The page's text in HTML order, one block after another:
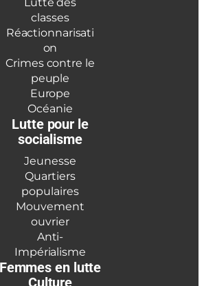
Lutte des
classes
Réactionnarisati
on
Crimes contre le
peuple
Europe
Océanie
Lutte pour le
socialisme
Jeunesse
Quartiers
populaires
Mouvement
ouvrier
Anti-
Impérialisme
Femmes en lutte